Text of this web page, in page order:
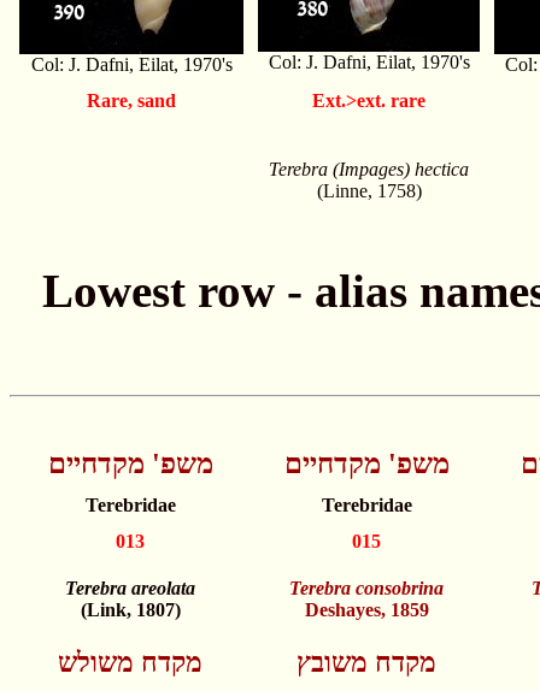
Col: J. Dafni, Eilat, 1970's Col: J. Dafni, Eilat, 1970's
Col:
Rare, sand
Ext.>ext. rare
Terebra (Impages) hectica
(Linne, 1758)
משפ' מקדחיים משפ' מקדחיים
Terebridae
Terebridae
013
015
Terebra areolata
(Link, 1807)
Terebra consobrina
Deshayes, 1859
מקדח משולש מקדח משובץ